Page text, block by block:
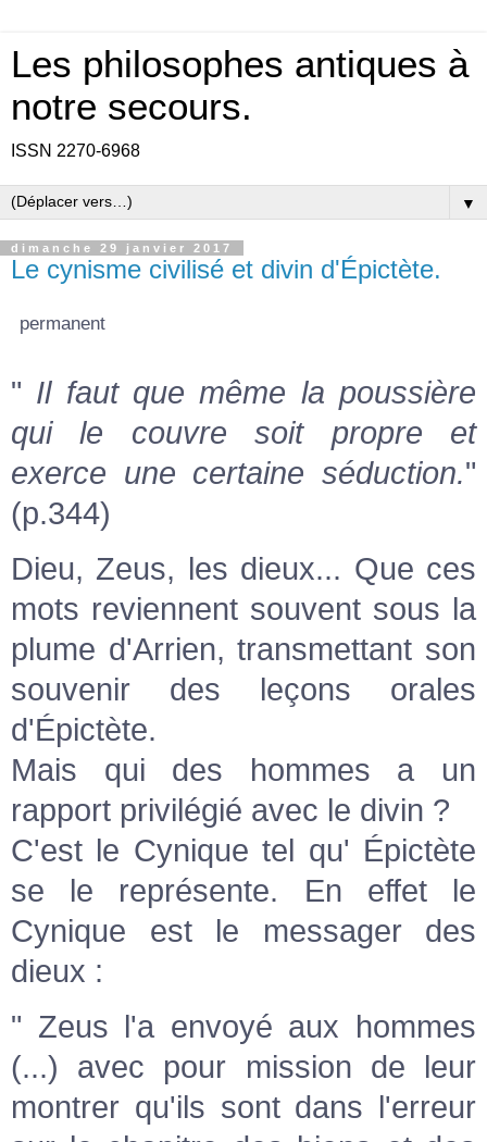
Les philosophes antiques à
notre secours.
ISSN 2270-6968
▼
dimanche 29 janvier 2017
Le cynisme civilisé et divin d'Épictète.
permanent
" Il faut que même la poussière
qui le couvre soit propre et
exerce une certaine séduction."
(p.344)
Dieu, Zeus, les dieux... Que ces
mots reviennent souvent sous la
plume d'Arrien, transmettant son
souvenir des leçons orales
d'Épictète.
Mais qui des hommes a un
rapport privilégié avec le divin ?
C'est le Cynique tel qu' Épictète
se le représente. En effet le
Cynique est le messager des
dieux :
" Zeus l'a envoyé aux hommes
(...) avec pour mission de leur
montrer qu'ils sont dans l'erreur